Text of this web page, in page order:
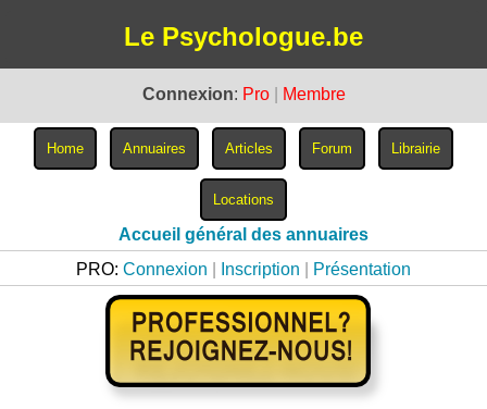
Le Psychologue.be
Connexion: Pro Membre
Accueil général des annuaires
PRO: Connexion Inscription Présentation